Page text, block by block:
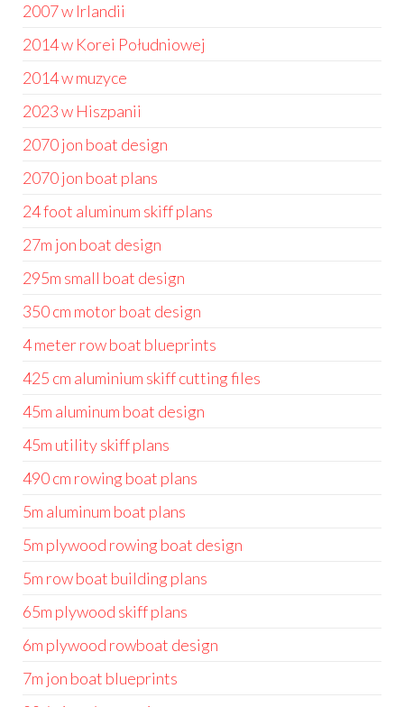
2007 w Irlandii
2014 w Korei Południowej
2014 w muzyce
2023 w Hiszpanii
2070 jon boat design
2070 jon boat plans
24 foot aluminum skiff plans
27m jon boat design
295m small boat design
350 cm motor boat design
4 meter row boat blueprints
425 cm aluminium skiff cutting files
45m aluminum boat design
45m utility skiff plans
490 cm rowing boat plans
5m aluminum boat plans
5m plywood rowing boat design
5m row boat building plans
65m plywood skiff plans
6m plywood rowboat design
7m jon boat blueprints